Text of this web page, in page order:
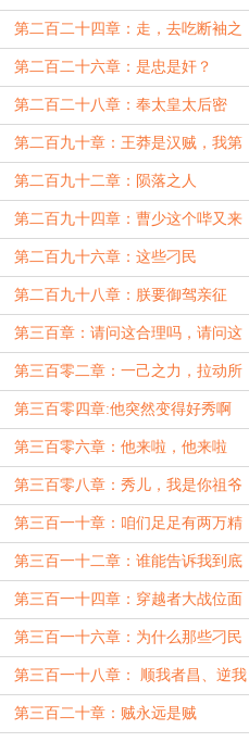
霍帝
第二百二十四章：走，去吃断袖之
癖的瓜
第二百二十六章：是忠是奸？
第二百二十八章：奉太皇太后密
诏，诛杀汉贼王莽
第二百九十章：王莽是汉贼，我第
一个不信
第二百九十二章：陨落之人
第二百九十四章：曹少这个哔又来
啦
第二百九十六章：这些刁民
第二百九十八章：朕要御驾亲征
第三百章：请问这合理吗，请问这
还有逻辑吗？
第三百零二章：一己之力，拉动所
有仇恨
第三百零四章:他突然变得好秀啊
第三百零六章：他来啦，他来啦
第三百零八章：秀儿，我是你祖爷
爷啊
第三百一十章：咱们足足有两万精
兵！稳！
第三百一十二章：谁能告诉我到底
发生了什么
第三百一十四章：穿越者大战位面
之子
第三百一十六章：为什么那些刁民
都来反朕
第三百一十八章： 顺我者昌、逆我
者亡
第三百二十章：贼永远是贼